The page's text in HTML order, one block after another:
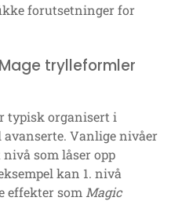
forutsetninger for
trylleformler
typisk organisert i
Vanlige nivåer
som låser opp
kan 1. nivå
effekter som Magic